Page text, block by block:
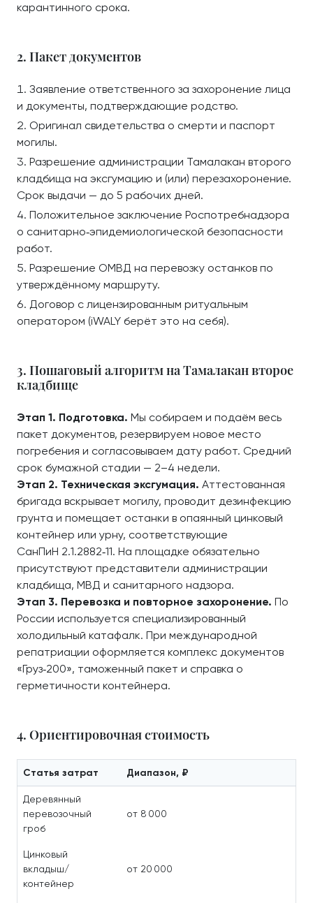
карантинного срока.
2. Пакет документов
Заявление ответственного за захоронение лица
и документы, подтверждающие родство.
Оригинал свидетельства о смерти и паспорт
могилы.
Разрешение администрации Тамалакан второго
кладбища на эксгумацию и (или) перезахоронение.
Срок выдачи — до 5 рабочих дней.
Положительное заключение Роспотребнадзора
о санитарно‑эпидемиологической безопасности
работ.
Разрешение ОМВД на перевозку останков по
утверждённому маршруту.
Договор с лицензированным ритуальным
оператором (iWALY берёт это на себя).
3. Пошаговый алгоритм на Тамалакан второе
кладбище
Этап 1. Подготовка. Мы собираем и подаём весь
пакет документов, резервируем новое место
погребения и согласовываем дату работ. Средний
срок бумажной стадии — 2–4 недели.
Этап 2. Техническая эксгумация. Аттестованная
бригада вскрывает могилу, проводит дезинфекцию
грунта и помещает останки в опаянный цинковый
контейнер или урну, соответствующие
СанПиН 2.1.2882‑11. На площадке обязательно
присутствуют представители администрации
кладбища, МВД и санитарного надзора.
Этап 3. Перевозка и повторное захоронение. По
России используется специализированный
холодильный катафалк. При международной
репатриации оформляется комплекс документов
«Груз‑200», таможенный пакет и справка о
герметичности контейнера.
4. Ориентировочная стоимость
Статья затрат Диапазон, ₽
Деревянный
перевозочный
гроб
от 8 000
Цинковый
вкладыш/
контейнер
от 20 000